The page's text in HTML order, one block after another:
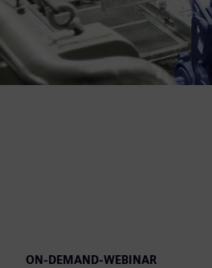
ON-DEMAND-WEBINAR